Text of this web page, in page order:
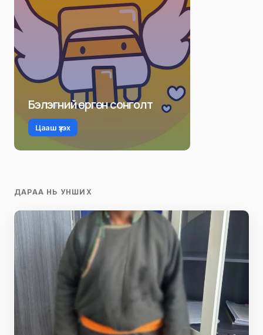
Бэлэгний өргөн сонголт
Цааш үзэх
ДАРАА НЬ УНШИХ